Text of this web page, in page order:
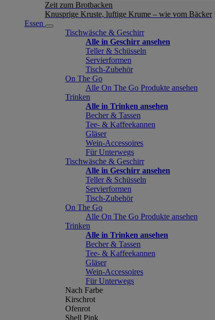
Zeit zum Brotbacken
Knusprige Kruste, luftige Krume – wie vom Bäcker
Essen
Tischwäsche & Geschirr
Alle in Geschirr ansehen
Teller & Schüsseln
Servierformen
Tisch-Zubehör
On The Go
Alle On The Go Produkte ansehen
Trinken
Alle in Trinken ansehen
Becher & Tassen
Tee- & Kaffeekannen
Gläser
Wein-Accessoires
Für Unterwegs
Tischwäsche & Geschirr
Alle in Geschirr ansehen
Teller & Schüsseln
Servierformen
Tisch-Zubehör
On The Go
Alle On The Go Produkte ansehen
Trinken
Alle in Trinken ansehen
Becher & Tassen
Tee- & Kaffeekannen
Gläser
Wein-Accessoires
Für Unterwegs
Nach Farbe
Kirschrot
Ofenrot
Shell Pink